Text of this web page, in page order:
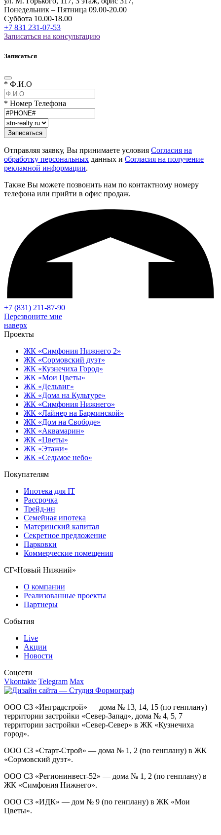
Понедельник – Пятница 09.00-20.00
Суббота 10.00-18.00
+7 831 231-07-53
Записаться на консультацию
Записаться
* Ф.И.О
* Номер Телефона
Отправляя заявку, Вы принимаете условия Согласия на
обработку персональных данных и Согласия на получение
рекламной информации.
Также Вы можете позвонить нам по контактному номеру
телефона или прийти в офис продаж.
+7 (831) 211-87-90
Перезвоните мне
наверх
Проекты
ЖК «Симфония Нижнего 2»
ЖК «Сормовский дуэт»
ЖК «Кузнечиха Город»
ЖК «Мои Цветы»
ЖК «Дельвиг»
ЖК «Дома на Культуре»
ЖК «Симфония Нижнего»
ЖК «Лайнер на Барминской»
ЖК «Дом на Свободе»
ЖК «Аквамарин»
ЖК «Цветы»
ЖК «Этажи»
ЖК «Седьмое небо»
Покупателям
Ипотека для IT
Рассрочка
Трейд-ин
Семейная ипотека
Материнский капитал
Секретное предложение
Парковки
Коммерческие помещения
СГ«Новый Нижний»
О компании
Реализованные проекты
Партнеры
События
Live
Акции
Новости
Соцсети
Vkontakte Telegram Max
ООО СЗ «Инградстрой» — дома № 13, 14, 15 (по генплану)
территории застройки «Север-Запад», дома № 4, 5, 7
территории застройки «Север-Север» в ЖК «Кузнечиха
город».
ООО СЗ «Старт-Строй» — дома № 1, 2 (по генплану) в ЖК
«Сормовский дуэт».
ООО СЗ «Регионинвест-52» — дома № 1, 2 (по генплану) в
ЖК «Симфония Нижнего».
ООО СЗ «ИДК» — дом № 9 (по генплану) в ЖК «Мои
Цветы».